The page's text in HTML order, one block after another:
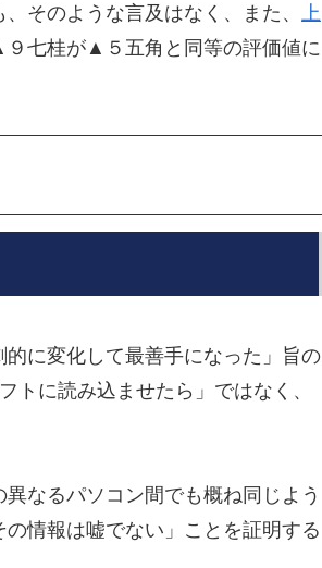
そのような言及はなく、また、
上
七桂が▲５五角と同等の評価値に
に変化して最善手になった」旨の
トに読み込ませたら」ではなく、
なるパソコン間でも概ね同じよう
情報は嘘でない」ことを証明する